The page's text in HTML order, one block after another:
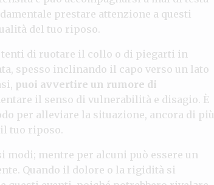
prestare attenzione a questi
del tuo riposo.
di ruotare il collo o di piegarti in
spesso inclinando il capo verso un lato
puoi avvertire un rumore di
il senso di vulnerabilità e disagio. È
per alleviare la situazione, ancora di più
tuo riposo.
mentre per alcuni può essere un
Quando il dolore o la rigidità si